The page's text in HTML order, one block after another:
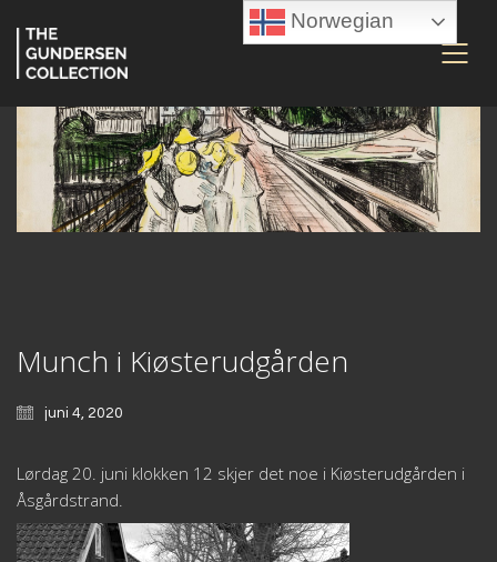
Munch i Kiøsterudgården
juni 4, 2020
Lørdag 20. juni klokken 12 skjer det noe i Kiøsterudgården i
Åsgårdstrand.
Norwegian